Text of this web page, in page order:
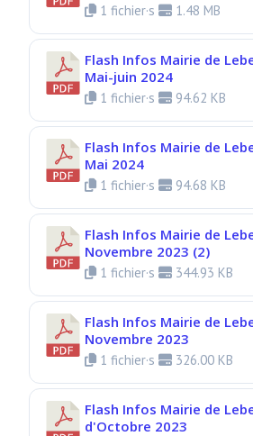
1 fichier·s 1.48 MB
Flash Infos Mairie de
Mai-juin 2024
1 fichier·s 94.62 KB
Flash Infos Mairie de
Mai 2024
1 fichier·s 94.68 KB
Flash Infos Mairie de
Novembre 2023 (2)
1 fichier·s 344.93 KB
Flash Infos Mairie de
Novembre 2023
1 fichier·s 326.00 KB
Flash Infos Mairie de
d'Octobre 2023